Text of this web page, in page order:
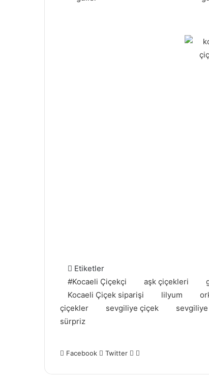
Etiketler
#Kocaeli Çiçekçi
aşk çiçekleri
Kocaeli Çiçek siparişi
lilyum
çiçekler
sevgiliye çiçek
sürpriz
Facebook Twitter
L
nn